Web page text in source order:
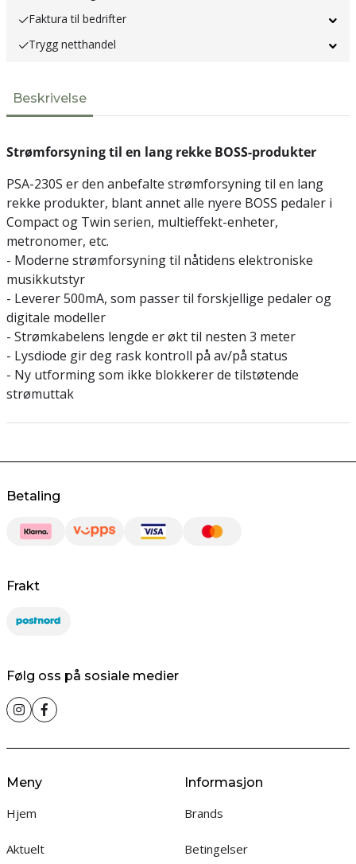
Faktura til bedrifter
Trygg netthandel
Beskrivelse
Strømforsyning til en lang rekke BOSS-produkter
PSA-230S er den anbefalte strømforsyning til en lang
rekke produkter, blant annet alle nyere BOSS pedaler i
Compact og Twin serien, multieffekt-enheter,
metronomer, etc.
- Moderne strømforsyning til nåtidens elektroniske
musikkutstyr
- Leverer 500mA, som passer til forskjellige pedaler og
digitale modeller
- Strømkabelens lengde er økt til nesten 3 meter
- Lysdiode gir deg rask kontroll på av/på status
- Ny utforming som ikke blokkerer de tilstøtende
strømuttak
Betaling
Frakt
Følg oss på sosiale medier
Meny
Hjem
Aktuelt
Informasjon
Brands
Betingelser